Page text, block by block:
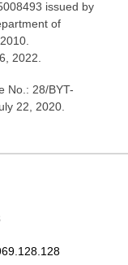
Limited
of
2022.
22, 2020.